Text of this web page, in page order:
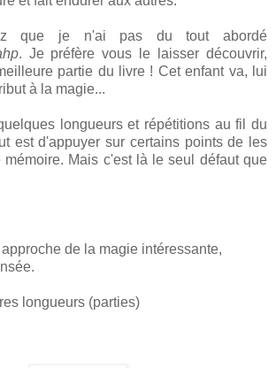
que je n'ai pas du tout abordé
. Je préfère vous le laisser découvrir,
partie du livre ! Cet enfant va, lui
à la magie...
longueurs et répétitions au fil du
est d'appuyer sur certains points de les
mémoire. Mais c'est là le seul défaut que
de la magie intéressante,
longueurs (parties)